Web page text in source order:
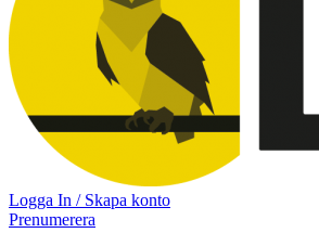
Logga In / Skapa konto
Prenumerera